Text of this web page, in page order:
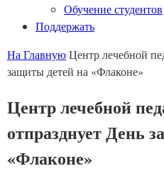
Обучение студентов
Поддержать
На ГлавнуюЦентр лечебной
защиты детей на «Флаконе»
Центр лечебной
отпразднует День
«Флаконе»